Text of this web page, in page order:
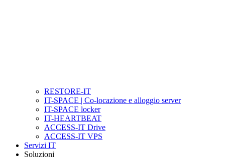
RESTORE-IT
IT-SPACE | Co-locazione e alloggio server
IT-SPACE locker
IT-HEARTBEAT
ACCESS-IT Drive
ACCESS-IT VPS
Servizi IT
Soluzioni